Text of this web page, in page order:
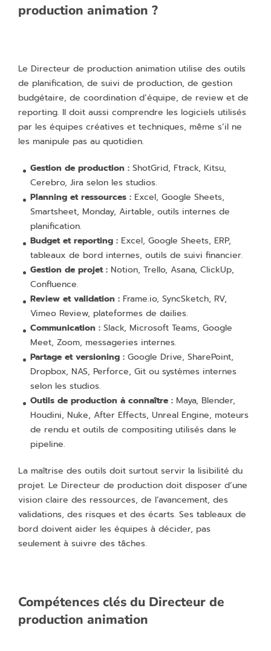
production animation ?
Le Directeur de production animation utilise des outils
de planification, de suivi de production, de gestion
budgétaire, de coordination d’équipe, de review et de
reporting. Il doit aussi comprendre les logiciels utilisés
par les équipes créatives et techniques, même s’il ne
les manipule pas au quotidien.
Gestion de production : ShotGrid, Ftrack, Kitsu,
Cerebro, Jira selon les studios.
Planning et ressources : Excel, Google Sheets,
Smartsheet, Monday, Airtable, outils internes de
planification.
Budget et reporting : Excel, Google Sheets, ERP,
tableaux de bord internes, outils de suivi financier.
Gestion de projet : Notion, Trello, Asana, ClickUp,
Confluence.
Review et validation : Frame.io, SyncSketch, RV,
Vimeo Review, plateformes de dailies.
Communication : Slack, Microsoft Teams, Google
Meet, Zoom, messageries internes.
Partage et versioning : Google Drive, SharePoint,
Dropbox, NAS, Perforce, Git ou systèmes internes
selon les studios.
Outils de production à connaître : Maya, Blender,
Houdini, Nuke, After Effects, Unreal Engine, moteurs
de rendu et outils de compositing utilisés dans le
pipeline.
La maîtrise des outils doit surtout servir la lisibilité du
projet. Le Directeur de production doit disposer d’une
vision claire des ressources, de l’avancement, des
validations, des risques et des écarts. Ses tableaux de
bord doivent aider les équipes à décider, pas
seulement à suivre des tâches.
Compétences clés du Directeur de
production animation